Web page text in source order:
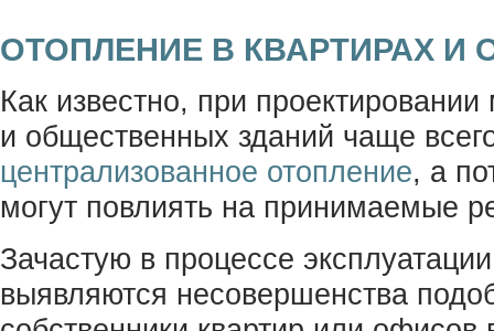
ОТОПЛЕНИЕ В КВАРТИРАХ И
Как известно, при
и общественных зданий чаще
централизованное отопление, а
могут повлиять на принимаемые
Зачастую в процессе
выявляются несовершенства